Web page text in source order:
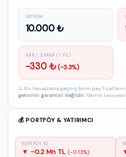
YATIRIM
10.000 ₺
KÂR / ZARAR (1 YIL)
-330 ₺(-3.3%)
⚠️ Bu hesaplama geçmiş birim pay
getirinin garantisi değildir. Yatırım
💰 PORTFÖY & YATIRIMCI
PORTFÖY 1G
▼ -0.2 Mn TL (-0.13%)